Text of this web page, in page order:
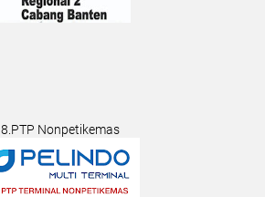
8.PTP Nonpetikemas